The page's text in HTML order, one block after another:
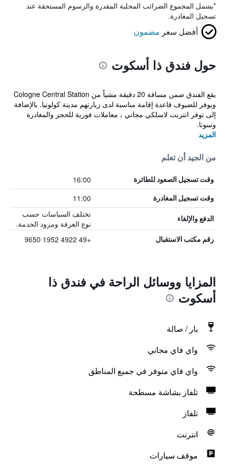
*يشمل المجموع الضرائب المحلية المقدرة والرسوم المستحقة عند
تسجيل المغادرة.
أفضل سعر مضمون
حول فندق ذا أسكوت
يقع الفندق ضمن مسافة 20 دقيقة مشياً من Cologne Central Station
ويوفر للضيوف قاعدة إقامة مناسبة لدى زيارتهم مدينة كولونيا. بالإضافة
إلى توفر انترنت لاسلكي مجاني ، معاملات فورية للحجز والمغادرة
وسونا.
المزيد
من الجيد أن تعلم
وقت تسجيل الصعود للطائرة 16:00
وقت تسجيل المغادرة 11:00
الدفع والإلغاء
تختلف السياسات حسب
نوع الغرفة ومزود الخدمة.
رقم مكتب الاستقبال +49 4922 1952 9650
المزايا ووسائل الراحة في فندق ذا
أسكوت
بار / صالة
واي فاي مجاني
واي فاي متوفر في جميع المناطق
تلفاز بشاشة مسطحة
تلفاز
انترنت
موقف سيارات